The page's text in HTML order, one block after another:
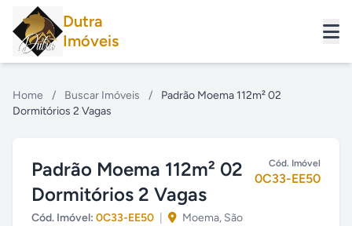
Dutra
Imóveis
Home / Buscar Imóveis /
Padrão Moema 112m² 02
Dormitórios 2 Vagas
Padrão Moema 112m² 02
Dormitórios 2 Vagas
Cód. Imóvel: 0C33-EE50
Moema, São
Cód. Imóvel
0C33-EE50